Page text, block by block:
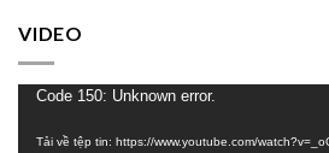
VIDEO
Trình
Code 150: Unknown error.
Tải về tệp tin: https://www.youtube.com/